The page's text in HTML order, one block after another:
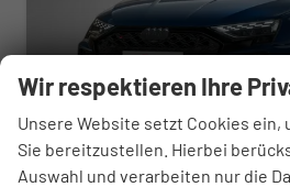
Wir respektieren Ihre
Unsere Website setzt Cookies ein,
Sie bereitzustellen. Hierbei
Auswahl und verarbeiten nur die